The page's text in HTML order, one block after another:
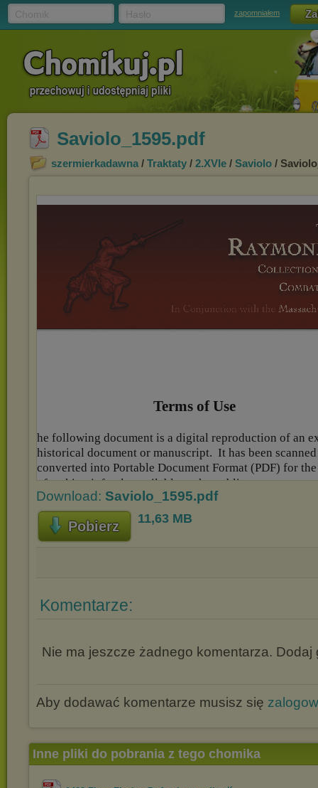
zapomniałem
Saviolo_1595.pdf
szermierkadawna / Traktaty / 2.XVIe / Saviolo /
Download: Saviolo_1595.pdf
Pobierz 11,63 MB
Komentarze:
Nie ma jeszcze żadnego komentarza. Dodaj
Aby dodawać komentarze musisz się
Inne pliki do pobrania z tego chomika